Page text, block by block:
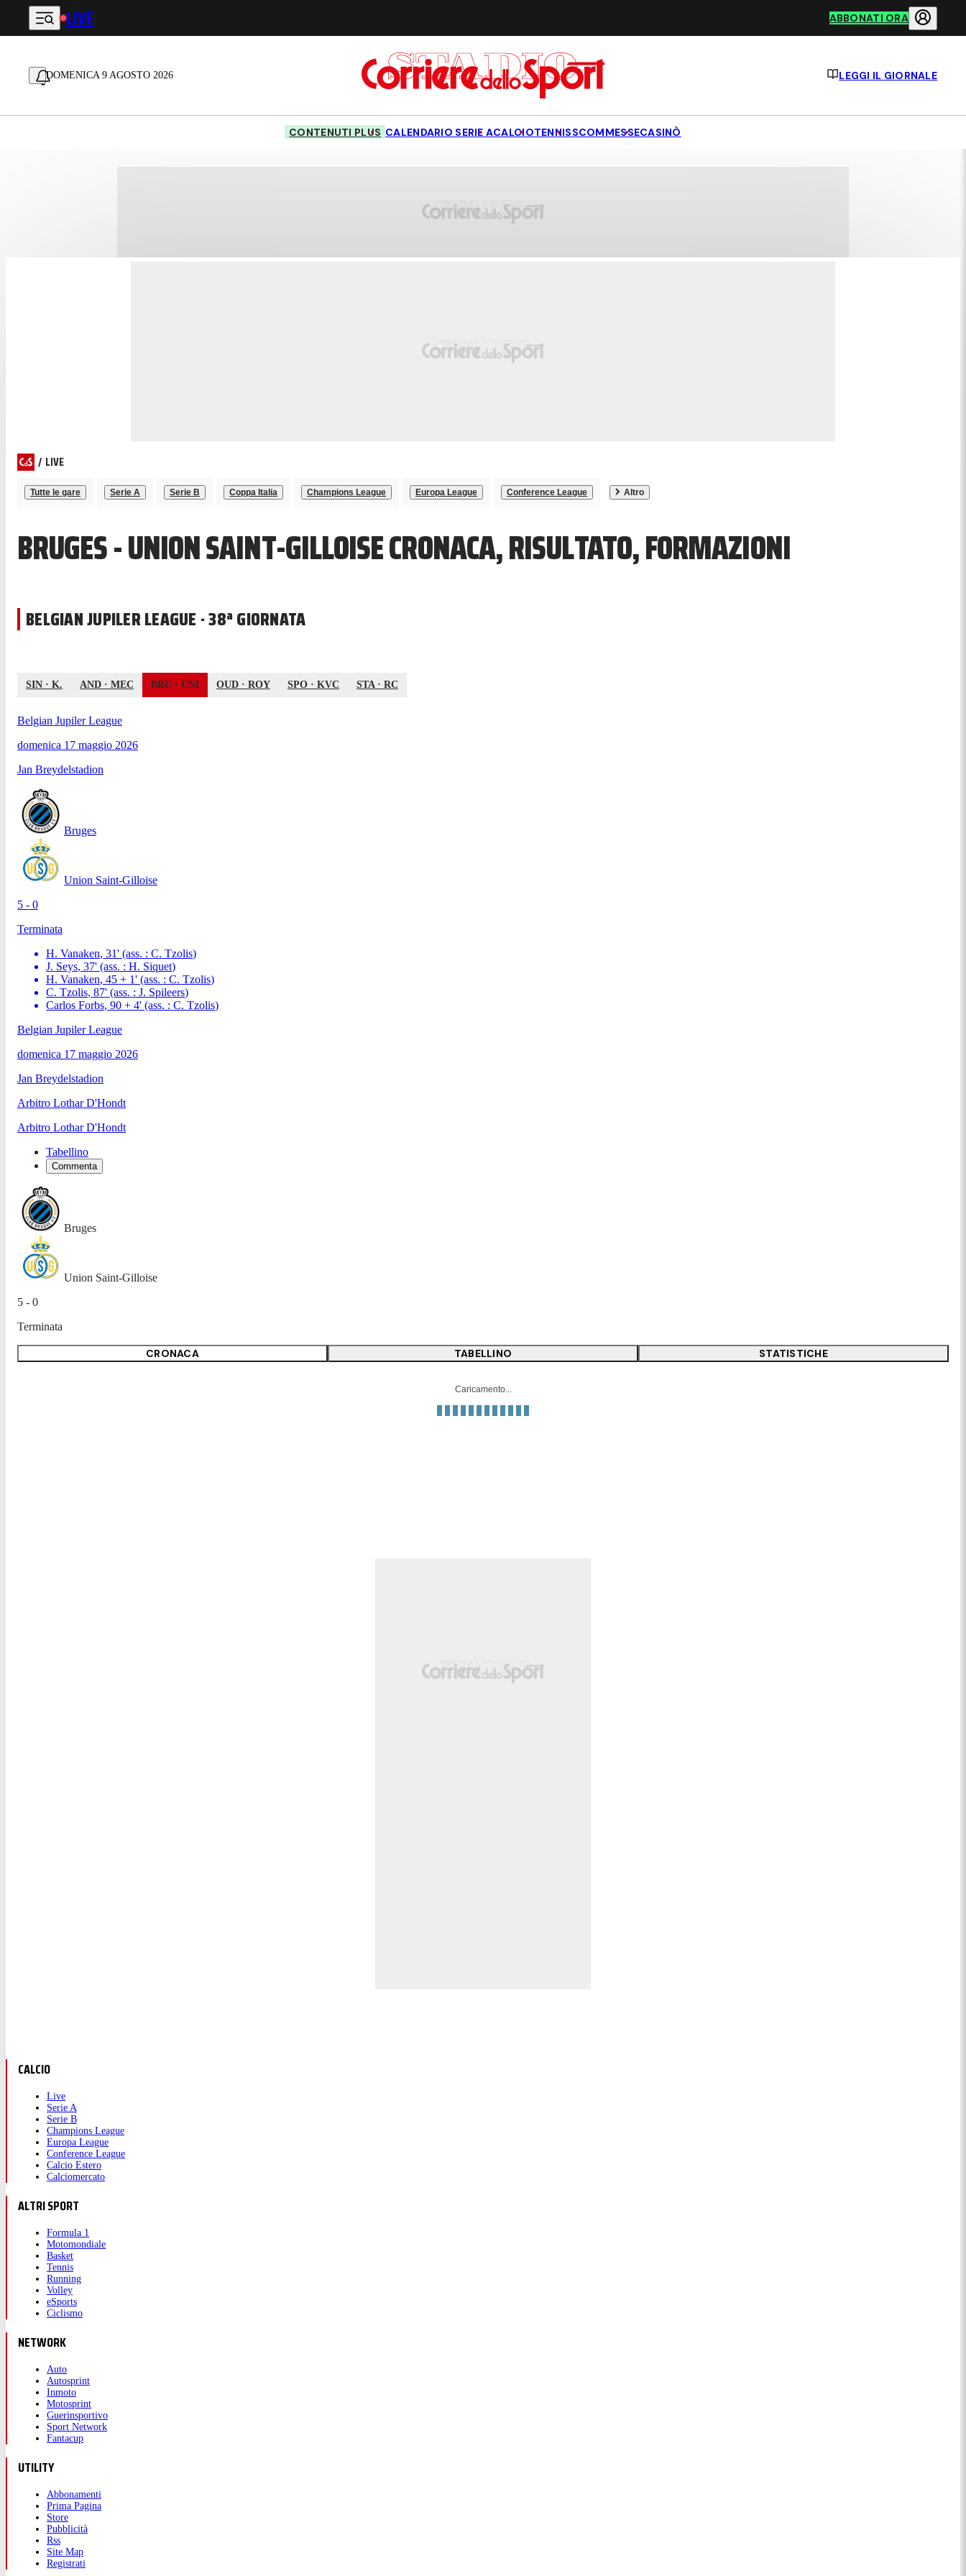
Vai al contenuto principale
LIVE ABBONATI ORA
DOMENICA 9 AGOSTO 2026 LEGGI IL GIORNALE
CONTENUTI PLUS CALENDARIO SERIE ACALCIOTENNISSCOMMESSECASINÒ
/ LIVE
Tutte le gare Serie A Serie B Coppa Italia Champions League Europa League Conference League Altro
BRUGES - UNION SAINT-GILLOISE CRONACA, RISULTATO, FORMAZIONI
BELGIAN JUPILER LEAGUE · 38ª GIORNATA
SIN · K. AND · MEC BRU · UNI OUD · ROY SPO · KVC STA · RC
Belgian Jupiler League
domenica 17 maggio 2026
Jan Breydelstadion
Bruges
Union Saint-Gilloise
5 - 0
Terminata
H. Vanaken, 31' (ass. : C. Tzolis)
J. Seys, 37' (ass. : H. Siquet)
H. Vanaken, 45 + 1' (ass. : C. Tzolis)
C. Tzolis, 87' (ass. : J. Spileers)
Carlos Forbs, 90 + 4' (ass. : C. Tzolis)
Belgian Jupiler League
domenica 17 maggio 2026
Jan Breydelstadion
Arbitro Lothar D'Hondt
Arbitro Lothar D'Hondt
Tabellino
Commenta
Bruges
Union Saint-Gilloise
5 - 0
Terminata
CRONACA TABELLINO STATISTICHE
Caricamento...
CALCIO
Live
Serie A
Serie B
Champions League
Europa League
Conference League
Calcio Estero
Calciomercato
ALTRI SPORT
Formula 1
Motomondiale
Basket
Tennis
Running
Volley
eSports
Ciclismo
NETWORK
Auto
Autosprint
Inmoto
Motosprint
Guerinsportivo
Sport Network
Fantacup
UTILITY
Abbonamenti
Prima Pagina
Store
Pubblicità
Rss
Site Map
Registrati